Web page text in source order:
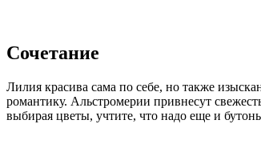
Сочетание
Лилия красива сама по себе, но также
романтику. Альстромерии привнесут
выбирая цветы, учтите, что надо еще и